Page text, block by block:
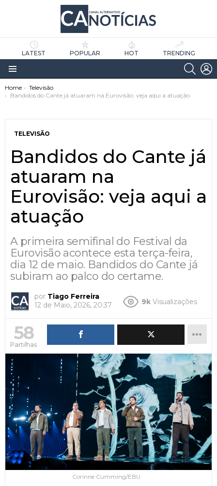
LATEST POPULAR HOT TRENDING
Menu
You are here:
Home
Televisão
Bandidos do Cante já atuaram na Eurovisão: veja aqui a atuação
TELEVISÃO
Bandidos do Cante já
atuaram na
Eurovisão: veja aqui a
atuação
A primeira semifinal do Festival da
Eurovisão acontece esta terça-feira,
dia 12 de maio. Bandidos do Cante já
subiram ao palco do certame.
por Tiago Ferreira
12 de Maio, 2026, 20:37
9k Visualizações
58
Partilhas
Corinne Cumming/EBU